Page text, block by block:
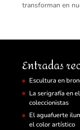
transforman en
Entradas
Escultura en
La serigrafía en
coleccionistas
El aguafuerte
el color artístico